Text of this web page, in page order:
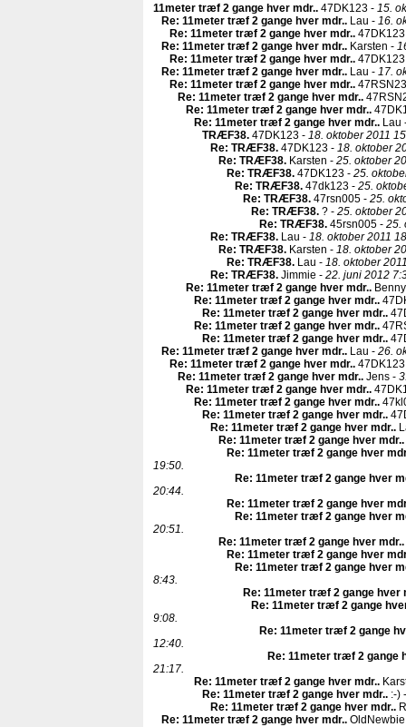
11meter træf 2 gange hver mdr.. 47DK123 - 15.
Re: 11meter træf 2 gange hver mdr.. Lau - 16.
Re: 11meter træf 2 gange hver mdr..
Re: 11meter træf 2 gange hver mdr.. Karsten -
Re: 11meter træf 2 gange hver mdr..
Re: 11meter træf 2 gange hver mdr.. Lau - 17.
Re: 11meter træf 2 gange hver mdr..
Re: 11meter træf 2 gange hver mdr..
Re: 11meter træf 2 gange hver mdr..
Re: 11meter træf 2 gange hver mdr.. Lau
TRÆF38. 47DK123 - 18. oktober 2011
Re: TRÆF38. 47DK123 - 18. oktober
Re: TRÆF38. Karsten - 25. oktober
Re: TRÆF38. 47DK123 - 25.
Re: TRÆF38. 47dk123 - 25.
Re: TRÆF38. 47rsn005 - 25.
Re: TRÆF38. ? - 25. oktober
Re: TRÆF38. 45rsn005 - 25.
Re: TRÆF38. Lau - 18. oktober 2011
Re: TRÆF38. Karsten - 18. oktober
Re: TRÆF38. Lau - 18. oktober
Re: TRÆF38. Jimmie - 22. juni 2012
Re: 11meter træf 2 gange hver mdr..
Re: 11meter træf 2 gange hver mdr..
Re: 11meter træf 2 gange hver mdr..
Re: 11meter træf 2 gange hver mdr..
Re: 11meter træf 2 gange hver mdr..
Re: 11meter træf 2 gange hver mdr.. Lau - 26.
Re: 11meter træf 2 gange hver mdr..
Re: 11meter træf 2 gange hver mdr.. Jens -
Re: 11meter træf 2 gange hver mdr..
Re: 11meter træf 2 gange hver mdr..
Re: 11meter træf 2 gange hver mdr..
Re: 11meter træf 2 gange hver mdr..
Re: 11meter træf 2 gange hver mdr..
Re: 11meter træf 2 gange hver
19:50.
Re: 11meter træf 2 gange hver
20:44.
Re: 11meter træf 2 gange hver
Re: 11meter træf 2 gange hver
20:51.
Re: 11meter træf 2 gange hver mdr..
Re: 11meter træf 2 gange hver
Re: 11meter træf 2 gange hver
8:43.
Re: 11meter træf 2 gange hver
Re: 11meter træf 2 gange
9:08.
Re: 11meter træf 2 gange
12:40.
Re: 11meter træf 2 gange
21:17.
Re: 11meter træf 2 gange hver mdr..
Re: 11meter træf 2 gange hver mdr.. :-)
Re: 11meter træf 2 gange hver mdr..
Re: 11meter træf 2 gange hver mdr..